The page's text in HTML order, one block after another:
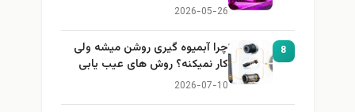
2026-05-26
8
چرا آبمیوه گیری روشن میشه ولی
کار نمیکنه؟ روش های عیب یابی
2026-07-10